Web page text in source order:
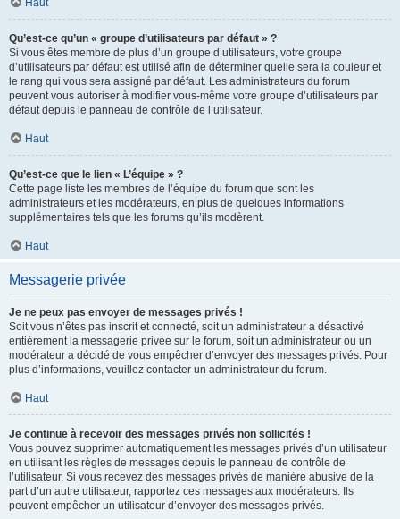
Haut
Qu’est-ce qu’un « groupe d’utilisateurs par défaut » ?
Si vous êtes membre de plus d’un groupe d’utilisateurs, votre groupe
d’utilisateurs par défaut est utilisé afin de déterminer quelle sera la couleur et
le rang qui vous sera assigné par défaut. Les administrateurs du forum
peuvent vous autoriser à modifier vous-même votre groupe d’utilisateurs par
défaut depuis le panneau de contrôle de l’utilisateur.
Haut
Qu’est-ce que le lien « L’équipe » ?
Cette page liste les membres de l’équipe du forum que sont les
administrateurs et les modérateurs, en plus de quelques informations
supplémentaires tels que les forums qu’ils modèrent.
Haut
Messagerie privée
Je ne peux pas envoyer de messages privés !
Soit vous n’êtes pas inscrit et connecté, soit un administrateur a désactivé
entièrement la messagerie privée sur le forum, soit un administrateur ou un
modérateur a décidé de vous empêcher d’envoyer des messages privés. Pour
plus d’informations, veuillez contacter un administrateur du forum.
Haut
Je continue à recevoir des messages privés non sollicités !
Vous pouvez supprimer automatiquement les messages privés d’un utilisateur
en utilisant les règles de messages depuis le panneau de contrôle de
l’utilisateur. Si vous recevez des messages privés de manière abusive de la
part d’un autre utilisateur, rapportez ces messages aux modérateurs. Ils
peuvent empêcher un utilisateur d’envoyer des messages privés.